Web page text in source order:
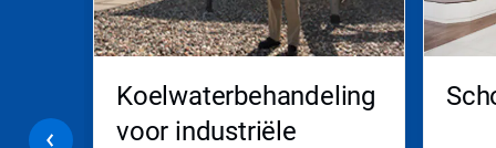
Volgende
en
Vorige
Koelwaterbehandeling
voor industriële